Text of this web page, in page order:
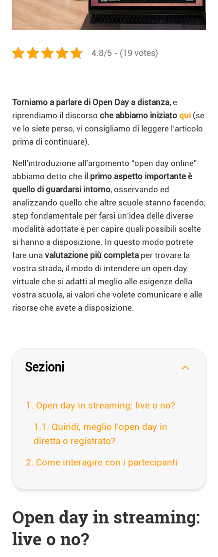
4.8/5 - (19 votes)
Torniamo a parlare di Open Day a distanza,e
riprendiamo il discorso che abbiamo iniziato qui (se
ve lo siete perso, vi consigliamo di leggere l’articolo
prima di continuare).
Nell’introduzione all’argomento “open day online”
abbiamo detto che il primo aspetto importante è
quello di guardarsi intorno, osservando ed
analizzando quello che altre scuole stanno facendo;
step fondamentale per farsi un’idea delle diverse
modalità adottate e per capire quali possibili scelte
si hanno a disposizione. In questo modo potrete
fare una valutazione più completa per trovare la
vostra strada, il modo di intendere un open day
virtuale che si adatti al meglio alle esigenze della
vostra scuola, ai valori che volete comunicare e alle
risorse che avete a disposizione.
Sezioni
Open day in streaming: live o no?
Quindi, meglio l’open day in
diretta o registrato?
Come interagire con i partecipanti
Open day in streaming:
live o no?